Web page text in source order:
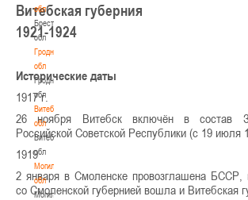
обл
Брестская
обл
Гродненская
обл
Гродненская
обл
Витебская
обл
Витебская
обл
Могилевская
обл
Могилевская
Витебская губерния
1921-1924
Исторические даты
1917 г.
26 ноября Витебск включён в состав
Российской Советской Республики (с 19
1919
2 января в Смоленске провозглашена БССР,
со Смоленской губернией вошла и Витебская